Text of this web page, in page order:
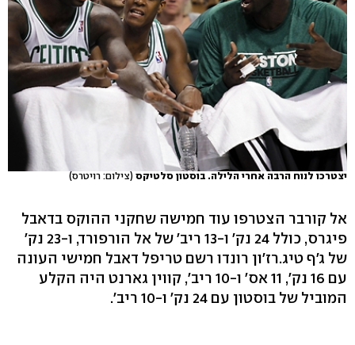
יצטרכו לנוח הרבה אחרי הלילה. בוסטון סלטיקס(צילום: רויטרס)
אל קורבר הצטרפו עוד חמישה שחקני ההוקס בדאבל
פיגרס, כולל 24 נק' ו-13 ריב' של אל הורפורד, ו-23 נק'
של ג'ף טיג.רז'ון רונדו רשם טריפל דאבל חמישי העונה
עם 16 נק', 11 אס' ו-10 ריב', קווין גארנט היה הקלע
המוביל של בוסטון עם 24 נק' ו-10 ריב'.